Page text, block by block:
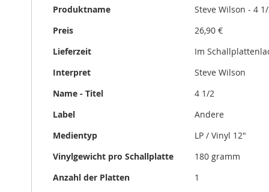
Produktname
Steve Wilson - 4
Preis
26,90 €
Lieferzeit
Im
Interpret
Steve Wilson
Name - Titel
4 1/2
Label
Andere
Medientyp
LP / Vinyl 12"
Vinylgewicht pro Schallplatte
180 gramm
Anzahl der Platten
1